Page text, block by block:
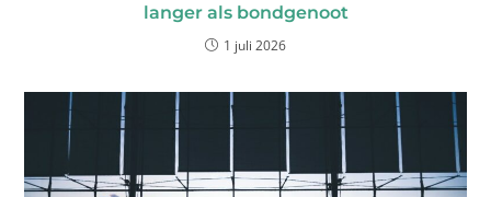
langer als bondgenoot
1 juli 2026